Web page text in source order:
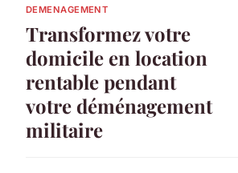
DEMENAGEMENT
Transformez votre
domicile en location
rentable pendant
votre déménagement
militaire